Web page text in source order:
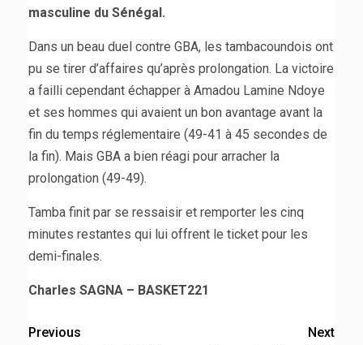
masculine du Sénégal.
Dans un beau duel contre GBA, les tambacoundois ont
pu se tirer d’affaires qu’après prolongation. La victoire
a failli cependant échapper à Amadou Lamine Ndoye
et ses hommes qui avaient un bon avantage avant la
fin du temps réglementaire (49-41 à 45 secondes de
la fin). Mais GBA a bien réagi pour arracher la
prolongation (49-49).
Tamba finit par se ressaisir et remporter les cinq
minutes restantes qui lui offrent le ticket pour les
demi-finales.
Charles SAGNA – BASKET221
Previous
Next